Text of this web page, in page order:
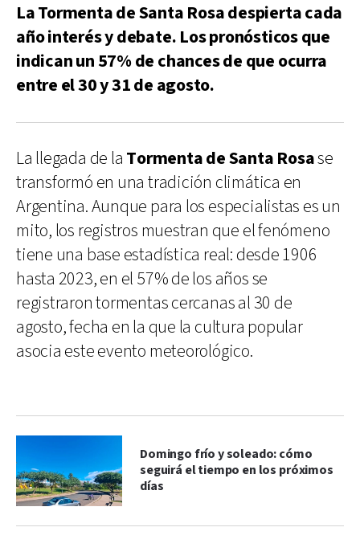
La Tormenta de Santa Rosa despierta cada
año interés y debate. Los pronósticos que
indican un 57% de chances de que ocurra
entre el 30 y 31 de agosto.
La llegada de la Tormenta de Santa Rosase
transformó en una tradición climática en
Argentina. Aunque para los especialistas es un
mito, los registros muestran que el fenómeno
tiene una base estadística real: desde 1906
hasta 2023, en el 57% de los años se
registraron tormentas cercanas al 30 de
agosto, fecha en la que la cultura popular
asocia este evento meteorológico.
Domingo frío y soleado: cómo
seguirá el tiempo en los próximos
días